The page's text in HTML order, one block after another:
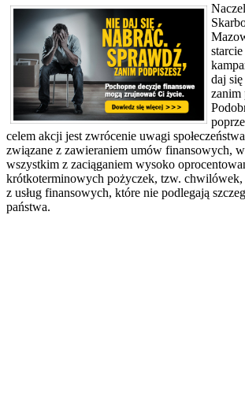
daj
zanim
celem akcji jest zwrócenie uwagi
związane z zawieraniem umów finansowych,
wszystkim z zaciąganiem wysoko
krótkoterminowych pożyczek, tzw. chwilówek,
z usług finansowych, które nie podlegają
państwa.